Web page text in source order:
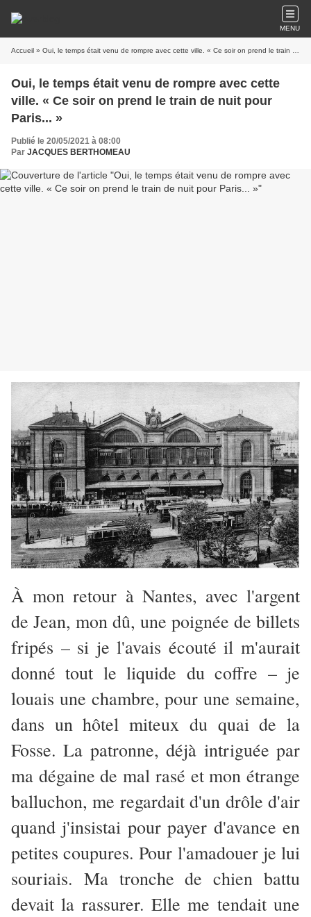
MENU
Accueil » Oui, le temps était venu de rompre avec cette ville. « Ce soir on prend le train de nuit pour Paris... »
Oui, le temps était venu de rompre avec cette
ville. « Ce soir on prend le train de nuit pour
Paris... »
Publié le 20/05/2021 à 08:00
Par JACQUES BERTHOMEAU
À mon retour à Nantes, avec l'argent
de Jean, mon dû, une poignée de billets
fripés – si je l'avais écouté il m'aurait
donné tout le liquide du coffre – je
louais une chambre, pour une semaine,
dans un hôtel miteux du quai de la
Fosse. La patronne, déjà intriguée par
ma dégaine de mal rasé et mon étrange
balluchon, me regardait d'un drôle d'air
quand j'insistai pour payer d'avance en
petites coupures. Pour l'amadouer je lui
souriais. Ma tronche de chien battu
devait la rassurer. Elle me tendait une